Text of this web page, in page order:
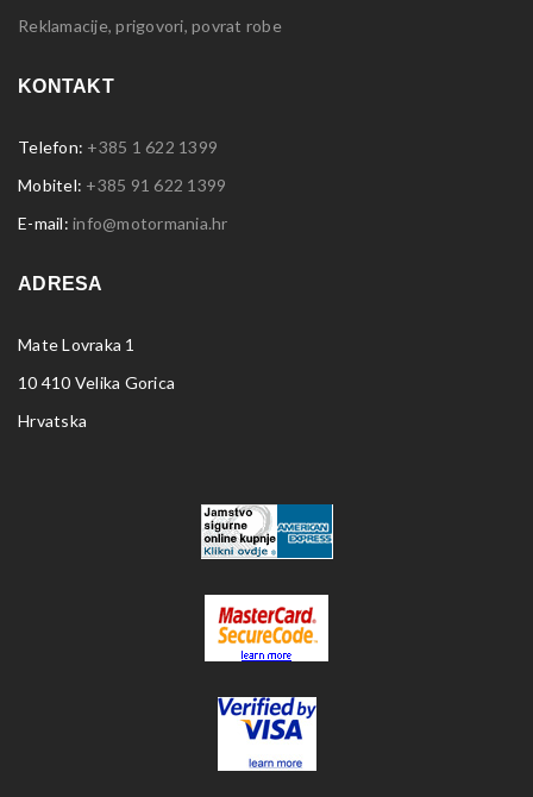
Reklamacije, prigovori, povrat robe
KONTAKT
Telefon: +385 1 622 1399
Mobitel: +385 91 622 1399
E-mail: info@motormania.hr
ADRESA
Mate Lovraka 1
10 410 Velika Gorica
Hrvatska